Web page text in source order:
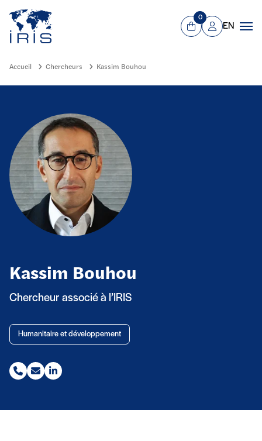
Aller au contenu principal
Panier
0
Mon compte
EN
Accueil Chercheurs Kassim Bouhou
Kassim Bouhou
Chercheur associé à l’IRIS
Humanitaire et développement
Téléphone (nouvelle fenêtre)
Email (nouvelle fenêtre)
Linkedin (nouvelle fenêtre)